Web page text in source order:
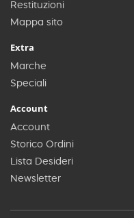
Restituzioni
Mappa sito
Extra
Marche
Speciali
Account
Account
Storico Ordini
Lista Desideri
Newsletter